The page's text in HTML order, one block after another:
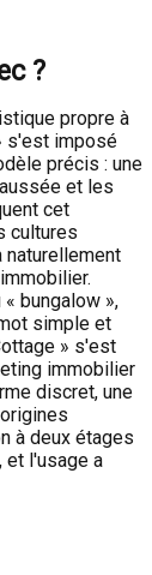
?
propre à
s'est imposé
précis : une
et les
cet
cultures
naturellement
bungalow »,
simple et
» s'est
immobilier
discret, une
à deux étages
et l'usage a